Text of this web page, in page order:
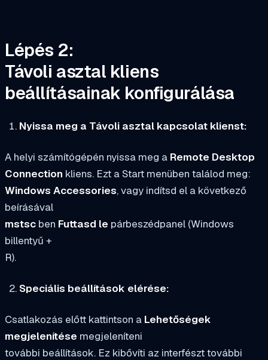
Lépés 2:
Távoli asztal kliens
beállításainak konfigurálása
Nyissa meg a Távoli asztal kapcsolat klienst:
A helyi számítógépén nyissa meg a Remote Desktop
Connection kliens. Ezt a Start menüben találod meg:
Windows Accessories, vagy indítsd el a következő
beírásával
mstsc ben Futtasd le párbeszédpanel (Windows
billentyű +
R).
Speciális beállítások elérése:
Csatlakozás előtt kattintson a Lehetőségek
megjelenítése megjeleníteni
további beállítások. Ez kibővíti az interfészt további